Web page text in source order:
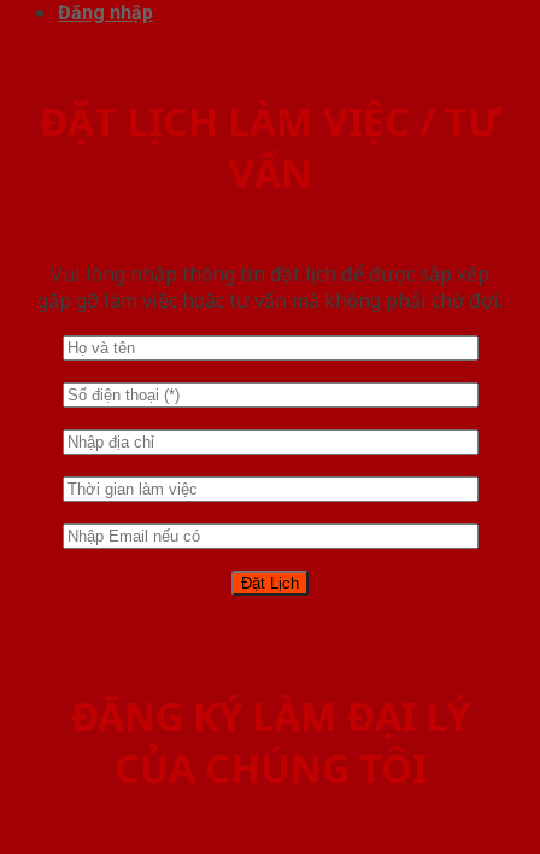
Đăng nhập
ĐẶT LỊCH LÀM VIỆC / TƯ
VẤN
Vui lòng nhập thông tin đặt lịch để được sắp xếp
gặp gỡ làm việc hoăc tư vấn mà không phải chờ đợi.
ĐĂNG KÝ LÀM ĐẠI LÝ
CỦA CHÚNG TÔI